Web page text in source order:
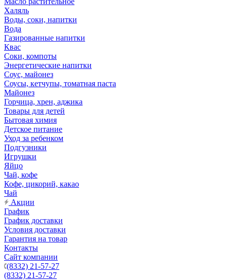
Халяль
Воды, соки, напитки
Вода
Газированные напитки
Квас
Соки, компоты
Энергетические напитки
Соус, майонез
Соусы, кетчупы, томатная паста
Майонез
Горчица, хрен, аджика
Товары для детей
Бытовая химия
Детское питание
Уход за ребенком
Подгузники
Игрушки
Яйцо
Чай, кофе
Кофе, цикорий, какао
Чай
Акции
График
График доставки
Условия доставки
Гарантия на товар
Контакты
Сайт компании
(8332) 21-57-27
(8332) 21-57-27